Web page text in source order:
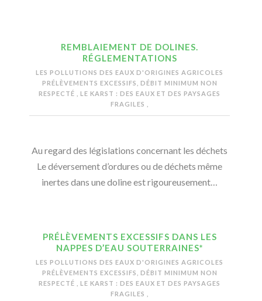
REMBLAIEMENT DE DOLINES.
RÉGLEMENTATIONS
LES POLLUTIONS DES EAUX D'ORIGINES AGRICOLES
PRÉLÈVEMENTS EXCESSIFS, DÉBIT MINIMUM NON
RESPECTÉ
LE KARST : DES EAUX ET DES PAYSAGES
FRAGILES
Au regard des législations concernant les déchets
Le déversement d’ordures ou de déchets même
inertes dans une doline est rigoureusement…
PRÉLÈVEMENTS EXCESSIFS DANS LES
NAPPES D’EAU SOUTERRAINES*
LES POLLUTIONS DES EAUX D'ORIGINES AGRICOLES
PRÉLÈVEMENTS EXCESSIFS, DÉBIT MINIMUM NON
RESPECTÉ
LE KARST : DES EAUX ET DES PAYSAGES
FRAGILES